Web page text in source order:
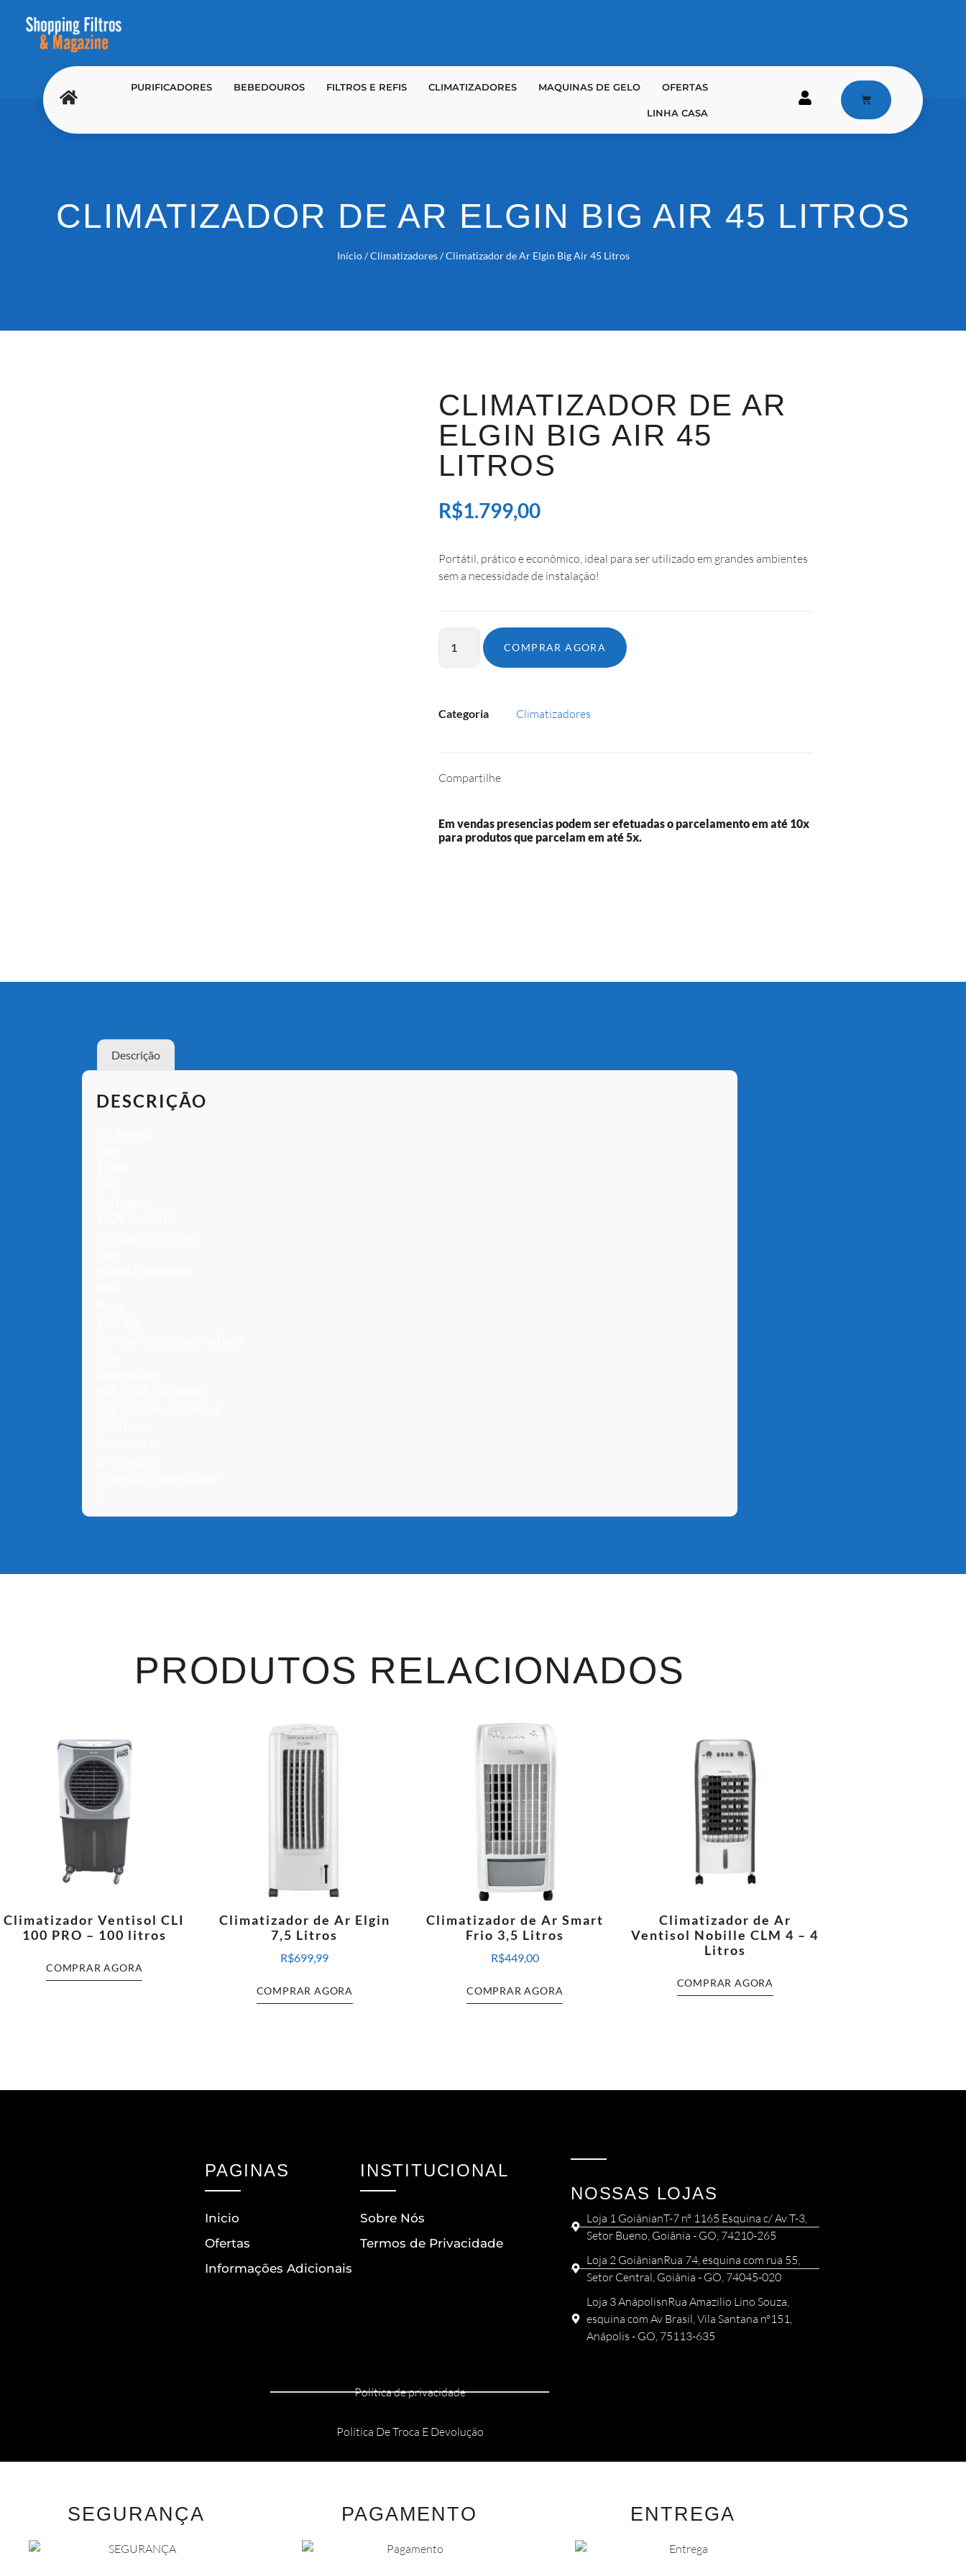
PURIFICADORES BEBEDOUROS FILTROS E REFIS CLIMATIZADORES MAQUINAS DE GELO OFERTAS
LINHA CASA
CLIMATIZADOR DE AR ELGIN BIG AIR 45 LITROS
Início/Climatizadores/ Climatizador de Ar Elgin Big Air 45 Litros
CLIMATIZADOR DE AR
ELGIN BIG AIR 45
LITROS
R$1.799,00
Portátil, prático e econômico, ideal para ser utilizado em grandes ambientes
sem a necessidade de instalação!
COMPRAR AGORA
Categoria Climatizadores
Compartilhe
Em vendas presencias podem ser efetuadas o parcelamento em até 10x
para produtos que parcelam em até 5x.
Descrição
DESCRIÇÃO
PRODUTOS RELACIONADOS
Climatizador Ventisol CLI
100 PRO – 100 litros
COMPRAR AGORA
Climatizador de Ar Elgin
7,5 Litros
R$699,99
COMPRAR AGORA
Climatizador de Ar Smart
Frio 3,5 Litros
R$449,00
COMPRAR AGORA
Climatizador de Ar
Ventisol Nobille CLM 4 – 4
Litros
COMPRAR AGORA
PAGINAS
Inicio
Ofertas
Informações Adicionais
INSTITUCIONAL
Sobre Nós
Termos de Privacidade
NOSSAS LOJAS
Loja 1 GoiânianT-7 nº 1165 Esquina c/ Av T-3,
Setor Bueno, Goiânia - GO, 74210-265
Loja 2 GoiânianRua 74, esquina com rua 55,
Setor Central, Goiânia - GO, 74045-020
Loja 3 AnápolisnRua Amazilio Lino Souza,
esquina com Av Brasil, Vila Santana nº151,
Anápolis - GO, 75113-635
Política de privacidade
Política De Troca E Devolução
SEGURANÇA PAGAMENTO ENTREGA